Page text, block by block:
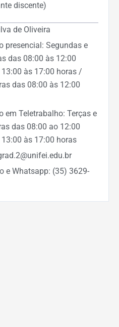
discente)
de Oliveira
presencial: Segundas e
das 08:00 às 12:00
às 17:00 horas /
das 08:00 às 12:00
em Teletrabalho: Terças e
das 08:00 ao 12:00
às 17:00 horas
e Whatsapp: (35) 3629-